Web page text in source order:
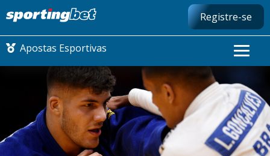
Registre-se
Apostas Esportivas
CONMEBOL LIBERTADORES
FUTEBOL NACIONAL